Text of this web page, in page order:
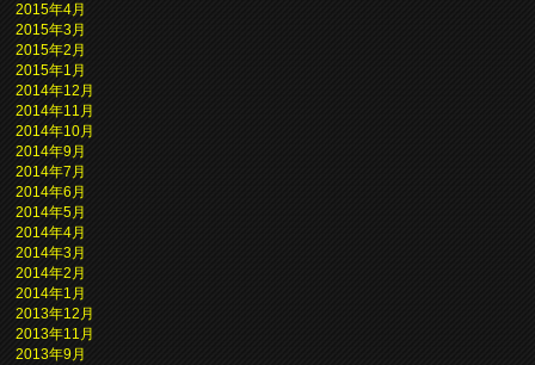
2015年4月
2015年3月
2015年2月
2015年1月
2014年12月
2014年11月
2014年10月
2014年9月
2014年7月
2014年6月
2014年5月
2014年4月
2014年3月
2014年2月
2014年1月
2013年12月
2013年11月
2013年9月